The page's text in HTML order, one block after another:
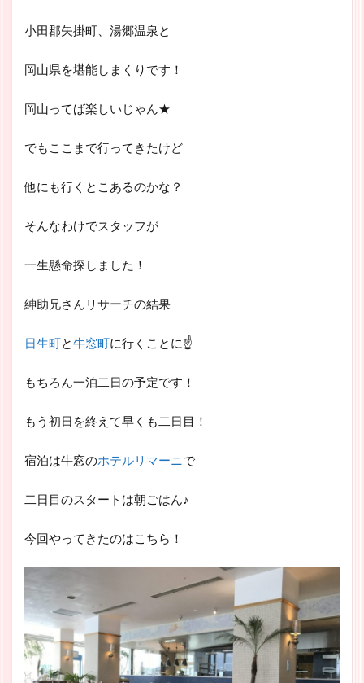
小田郡矢掛町、湯郷温泉と
岡山県を堪能しまくりです！
岡山ってば楽しいじゃん★
でもここまで行ってきたけど
他にも行くとこあるのかな？
そんなわけでスタッフが
一生懸命探しました！
紳助兄さんリサーチの結果
日生町と牛窓町に行くことに☝
もちろん一泊二日の予定です！
もう初日を終えて早くも二日目！
宿泊は牛窓のホテルリマーニで
二日目のスタートは朝ごはん♪
今回やってきたのはこちら！